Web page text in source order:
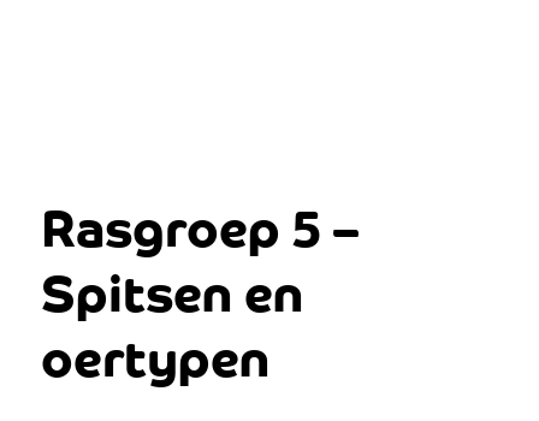
Rasgroep 5 –
Spitsen en
oertypen